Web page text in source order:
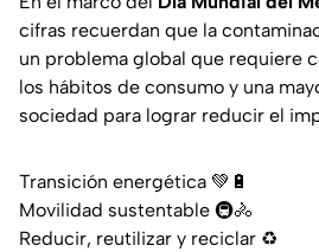
cifras recuerdan que la
un problema global que requiere
los hábitos de consumo y una
sociedad para lograr reducir el
Transición energética 💚🔋
Movilidad sustentable 🚇🚴
Reducir, reutilizar y reciclar ♻️